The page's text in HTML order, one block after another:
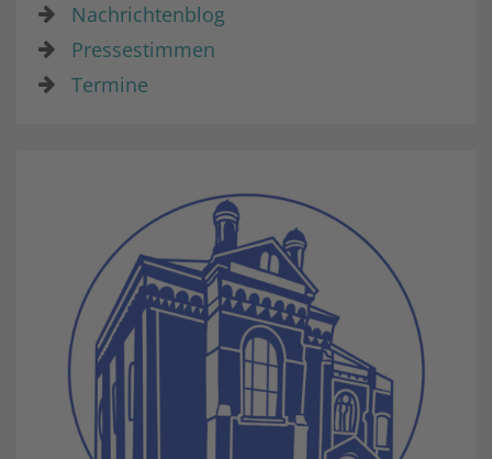
Nachrichtenblog
Pressestimmen
Termine